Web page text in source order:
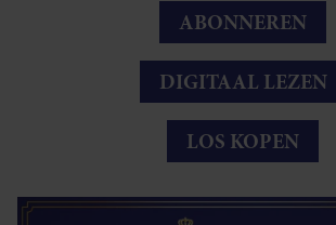
ABONNEREN
DIGITAAL LEZEN
LOS KOPEN